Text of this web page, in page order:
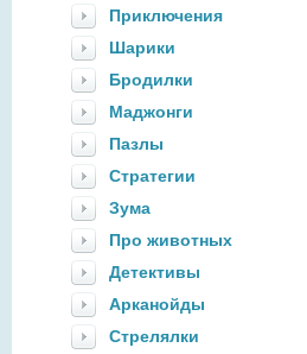
Приключения
Шарики
Бродилки
Маджонги
Пазлы
Стратегии
Зума
Про животных
Детективы
Арканойды
Стрелялки